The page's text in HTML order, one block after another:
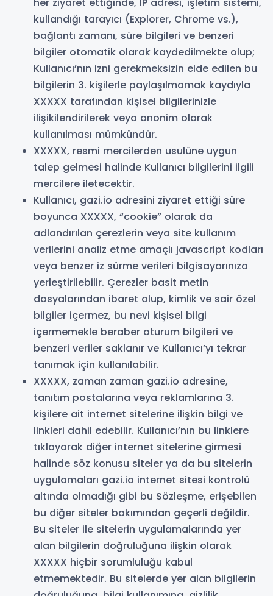
kullandığı tarayıcı (Explorer, Chrome vs.),
bağlantı zamanı, süre bilgileri ve benzeri
bilgiler otomatik olarak kaydedilmekte olup;
Kullanıcı’nın izni gerekmeksizin elde edilen bu
bilgilerin 3. kişilerle paylaşılmamak kaydıyla
XXXXX tarafından kişisel bilgilerinizle
ilişikilendirilerek veya anonim olarak
kullanılması mümkündür.
XXXXX, resmi mercilerden usulüne uygun
talep gelmesi halinde Kullanıcı bilgilerini ilgili
mercilere iletecektir.
Kullanıcı, gazi.io adresini ziyaret ettiği süre
boyunca XXXXX, “cookie” olarak da
adlandırılan çerezlerin veya site kullanım
verilerini analiz etme amaçlı javascript kodları
veya benzer iz sürme verileri bilgisayarınıza
yerleştirilebilir. Çerezler basit metin
dosyalarından ibaret olup, kimlik ve sair özel
bilgiler içermez, bu nevi kişisel bilgi
içermemekle beraber oturum bilgileri ve
benzeri veriler saklanır ve Kullanıcı’yı tekrar
tanımak için kullanılabilir.
XXXXX, zaman zaman gazi.io adresine,
tanıtım postalarına veya reklamlarına 3.
kişilere ait internet sitelerine ilişkin bilgi ve
linkleri dahil edebilir. Kullanıcı’nın bu linklere
tıklayarak diğer internet sitelerine girmesi
halinde söz konusu siteler ya da bu sitelerin
uygulamaları gazi.io internet sitesi kontrolü
altında olmadığı gibi bu Sözleşme, erişebilen
bu diğer siteler bakımından geçerli değildir.
Bu siteler ile sitelerin uygulamalarında yer
alan bilgilerin doğruluğuna ilişkin olarak
XXXXX hiçbir sorumluluğu kabul
etmemektedir. Bu sitelerde yer alan bilgilerin